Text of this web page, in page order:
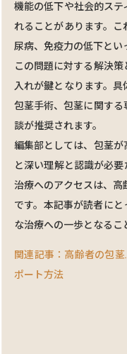
機能の低下や社会的ス
れることがあります。
尿病、免疫力の低下とい
この問題に対する解決
入れが鍵となります。
包茎手術、包茎に関す
談が推奨されます。
編集部としては、包茎
と深い理解と認識が必
治療へのアクセスは、
です。本記事が読者に
な治療への一歩となるこ
関連記事：高齢者の包
ポート方法